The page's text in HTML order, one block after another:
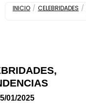
INICIO / CELEBRIDADES /
,
01/2025